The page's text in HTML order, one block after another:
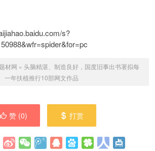
s?
题材网 » 头脑精湛、制造良好，国度旧事出书署拟每
一年扶植推行10部网文作品
赞 (0) 打赏